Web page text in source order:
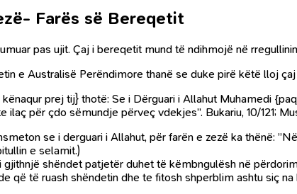
Farës së Bereqetit
pas ujit. Çaj i bereqetit mund të ndihmojë në
e Australisë Perëndimore thanë se duke pirë këtë lloj
prej tij} thotë: Se i Dërguari i Allahut Muhamedi
ilaç për çdo sëmundje përveç vdekjes”. Bukariu, 10/121;
se i derguari i Allahut, për farën e zezë ka thënë:
e selamit.)
gjithnjë shëndet patjetër duhet të këmbngulësh në
që të ruash shëndetin dhe te fitosh shperblim ashtu siç